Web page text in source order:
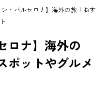
ン・バルセロナ】海外の旅！おす
ロナ】海外の
ポットやグルメ